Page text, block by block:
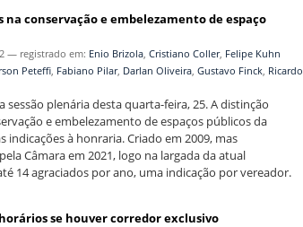
na conservação e embelezamento de espaço
— registrado em: Enio Brizola, Cristiano Coller, Felipe Kuhn
Peteffi, Fabiano Pilar, Darlan Oliveira, Gustavo Finck, Ricardo
plenária desta quarta-feira, 25. A distinção
e embelezamento de espaços públicos da
à honraria. Criado em 2009, mas
Câmara em 2021, logo na largada da atual
14 agraciados por ano, uma indicação por vereador.
se houver corredor exclusivo